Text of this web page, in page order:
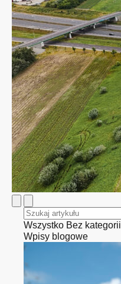
Wszystko Bez kategorii
Wpisy blogowe